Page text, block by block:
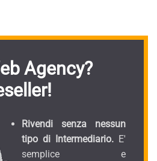
Agency?
Rivendi senza nessun
tipo di Intermediario. E'
semplice e